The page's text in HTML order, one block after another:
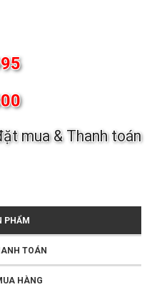
mua & Thanh toán
PHẨM
TOÁN
HÀNG